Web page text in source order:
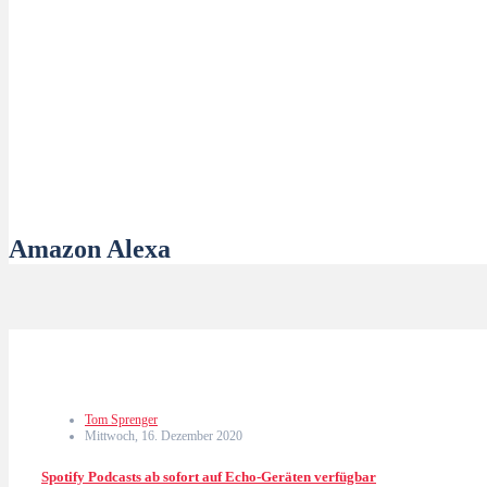
Amazon Alexa
Tom Sprenger
Mittwoch, 16. Dezember 2020
Spotify Podcasts ab sofort auf Echo-Geräten verfügbar